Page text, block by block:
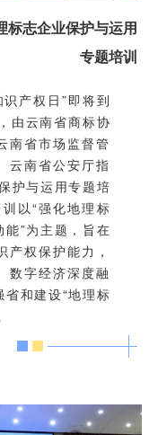
标志企业保护与运用
专题培训
识产权日”即将到
由云南省商标协
南省市场监督管
云南省公安厅指
护与运用专题培
以“强化地理标
”为主题，旨在
产权保护能力，
数字经济深度融
和建设“地理标